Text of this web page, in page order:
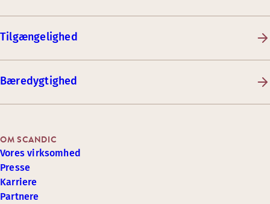
Tilgængelighed
Bæredygtighed
OM SCANDIC
Vores virksomhed
Presse
Karriere
Partnere